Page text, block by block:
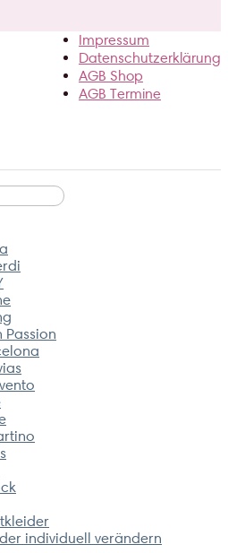
Impressum
Datenschutzerklärung
AGB Shop
AGB Termine
Passion
individuell verändern